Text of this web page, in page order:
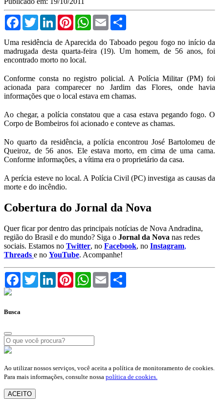
FacebookTwitterLinkedInPinterestWhatsApp
Email
Uma residência de Aparecida do Taboado pegou fogo no início da
madrugada desta quarta-feira (19). Um homem, de 56 anos, foi
encontrado morto no local.
Conforme consta no registro policial. A Polícia Militar (PM) foi
acionada para comparecer no Jardim das Flores, onde havia
informações que o local estava em chamas.
Ao chegar, a polícia constatou que a casa estava pegando fogo. O
Corpo de Bombeiros foi acionado e conteve as chamas.
No quarto da residência, a polícia encontrou José Bartolomeu de
Queiroz, de 56 anos. Ele estava morto, em cima de uma cama.
Conforme informações, a vítima era o proprietário da casa.
A perícia esteve no local. A Polícia Civil (PC) investiga as causas da
morte e do incêndio.
Cobertura do Jornal da Nova
Quer ficar por dentro das principais notícias de Nova Andradina,
região do Brasil e do mundo? Siga o Jornal da Nova nas redes
sociais. Estamos no Twitter, no Facebook, no Instagram,
Threads e no YouTube. Acompanhe!
FacebookTwitterLinkedInPinterestWhatsApp
Email
Busca
Ao utilizar nossos serviços, você aceita a política de monitoramento de cookies.
Para mais informações, consulte nossa política de cookies.
ACEITO